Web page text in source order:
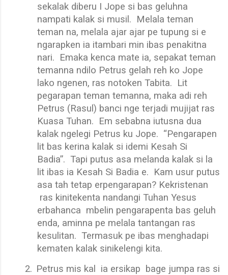
sekalak diberu I Jope si bas geluhna
nampati kalak si musil. Melala teman
teman na, melala ajar ajar pe tupung si e
ngarapken ia itambari min ibas penakitna
nari. Emaka kenca mate ia, sepakat teman
temanna ndilo Petrus gelah reh ko Jope
lako ngenen, ras notoken Tabita. Lit
pegarapan teman temanna, maka adi reh
Petrus (Rasul) banci nge terjadi mujijat ras
Kuasa Tuhan. Em sebabna iutusna dua
kalak ngelegi Petrus ku Jope. “Pengarapen
lit bas kerina kalak si idemi Kesah Si
Badia”. Tapi putus asa melanda kalak si la
lit ibas ia Kesah Si Badia e. Kam usur putus
asa tah tetap erpengarapan? Kekristenan
ras kinitekenta nandangi Tuhan Yesus
erbahanca mbelin pengarapenta bas geluh
enda, aminna pe melala tantangan ras
kesulitan. Termasuk pe ibas menghadapi
kematen kalak sinikelengi kita.
2. Petrus mis kal ia ersikap bage jumpa ras si